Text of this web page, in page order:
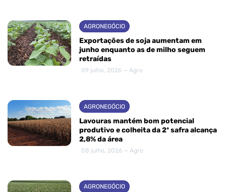
AGRONEGÓCIO
Exportações de soja aumentam em
junho enquanto as de milho seguem
retraídas
09 julho, 2026 — Agro
AGRONEGÓCIO
Lavouras mantém bom potencial
produtivo e colheita da 2ª safra alcança
2,8% da área
08 julho, 2026 — Agro
AGRONEGÓCIO